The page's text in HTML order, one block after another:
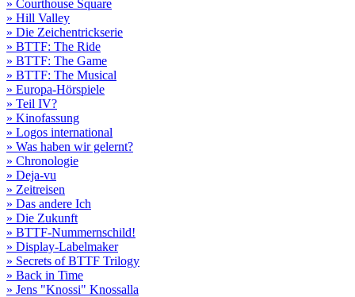
» Courthouse Square
» Hill Valley
» Die Zeichentrickserie
» BTTF: The Ride
» BTTF: The Game
» BTTF: The Musical
» Europa-Hörspiele
» Teil IV?
» Kinofassung
» Logos international
» Was haben wir gelernt?
» Chronologie
» Deja-vu
» Zeitreisen
» Das andere Ich
» Die Zukunft
» BTTF-Nummernschild!
» Display-Labelmaker
» Secrets of BTTF Trilogy
» Back in Time
» Jens "Knossi" Knossalla